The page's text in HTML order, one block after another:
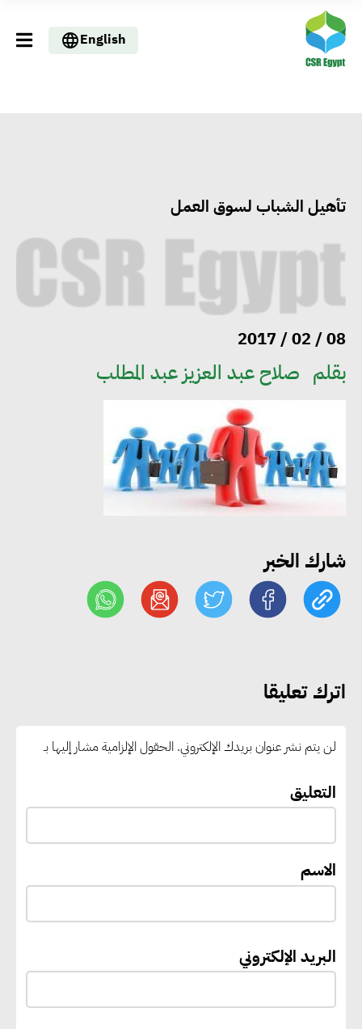
English
تأهيل الشباب لسوق العمل
08 / 02 / 2017
بقلم صلاح عبد العزيز عبد المطلب
شارك الخبر
اترك تعليقا
لن يتم نشر عنوان بريدك الإلكتروني. الحقول الإلزامية مشار إليها بـ
التعليق
الاسم
البريد الإلكتروني